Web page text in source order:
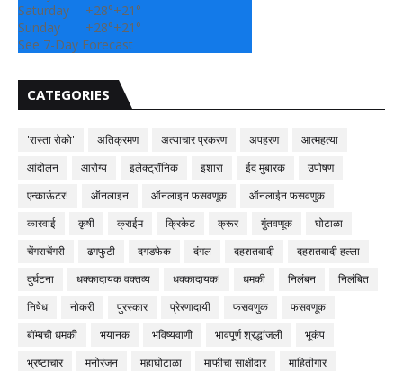
Saturday
+28°+21°
Sunday
+28°+21°
See 7-Day Forecast
CATEGORIES
'रास्ता रोको' अतिक्रमण अत्याचार प्रकरण अपहरण
आत्महत्या
आंदोलन
आरोग्य इलेक्ट्रॉनिक इशारा ईद मुबारक
उपोषण
एन्काऊंटर!
ऑनलाइन ऑनलाइन फसवणूक
ऑनलाईन फसवणुक
कारवाई
कृषी क्राईम क्रिकेट क्रूर गुंतवणूक
घोटाळा
चेंगराचेंगरी
ढगफुटी दगडफेक दंगल दहशतवादी
दहशतवादी हल्ला
दुर्घटना
धक्कादायक वक्तव्य धक्कादायक! धमकी निलंबन
निलंबित
निषेध
नोकरी पुरस्कार प्रेरणादायी फसवणुक
फसवणूक
बॉम्बची धमकी
भयानक भविष्यवाणी भावपूर्ण श्रद्धांजली
भूकंप
भ्रष्टाचार
मनोरंजन महाघोटाळा माफीचा साक्षीदार
माहितीगार